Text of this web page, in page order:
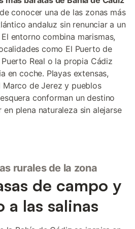
conocer una de las zonas más
andaluz sin renunciar a un
entorno combina marismas,
como El Puerto de
Real o la propia Cádiz
en coche. Playas extensas,
de Jerez y pueblos
conforman un destino
plena naturaleza sin alejarse
rurales de la zona
de campo y
las salinas